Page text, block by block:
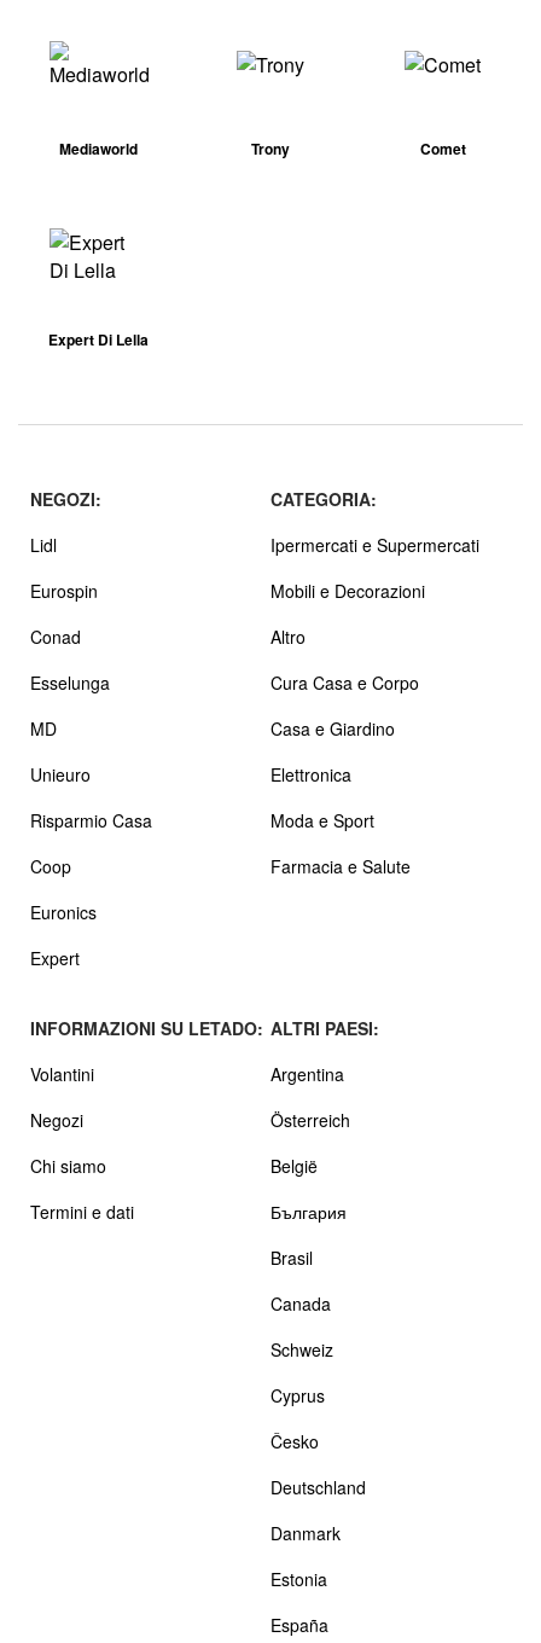
Mediaworld Trony Comet
Expert Di Lella
NEGOZI:
Lidl
Eurospin
Conad
Esselunga
MD
Unieuro
Risparmio Casa
Coop
Euronics
Expert
CATEGORIA:
Ipermercati e Supermercati
Mobili e Decorazioni
Altro
Cura Casa e Corpo
Casa e Giardino
Elettronica
Moda e Sport
Farmacia e Salute
INFORMAZIONI SU LETADO:
Volantini
Negozi
Chi siamo
Termini e dati
ALTRI PAESI:
Argentina
Österreich
België
България
Brasil
Canada
Schweiz
Cyprus
Česko
Deutschland
Danmark
Estonia
España